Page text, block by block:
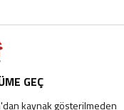
GEÇ
kaynak gösterilmeden